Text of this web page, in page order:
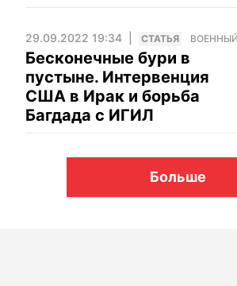
29.09.2022 19:34 CТАТЬЯ
Бесконечные бури в
пустыне. Интервенция
США в Ирак и борьба
Багдада с ИГИЛ
Больше